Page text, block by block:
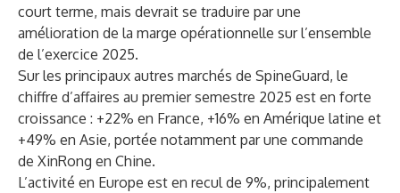
court terme, mais devrait se traduire par une
amélioration de la marge opérationnelle sur l’ensemble
de l’exercice 2025.
Sur les principaux autres marchés de SpineGuard, le
chiffre d’affaires au premier semestre 2025 est en forte
croissance : +22% en France, +16% en Amérique latine et
+49% en Asie, portée notamment par une commande
de XinRong en Chine.
L’activité en Europe est en recul de 9%, principalement